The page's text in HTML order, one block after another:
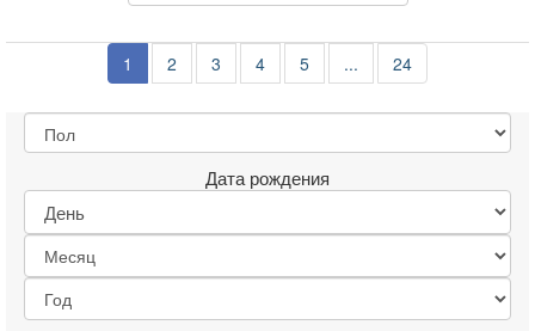
1 2 3 4 5 ... 24
Дата рождения